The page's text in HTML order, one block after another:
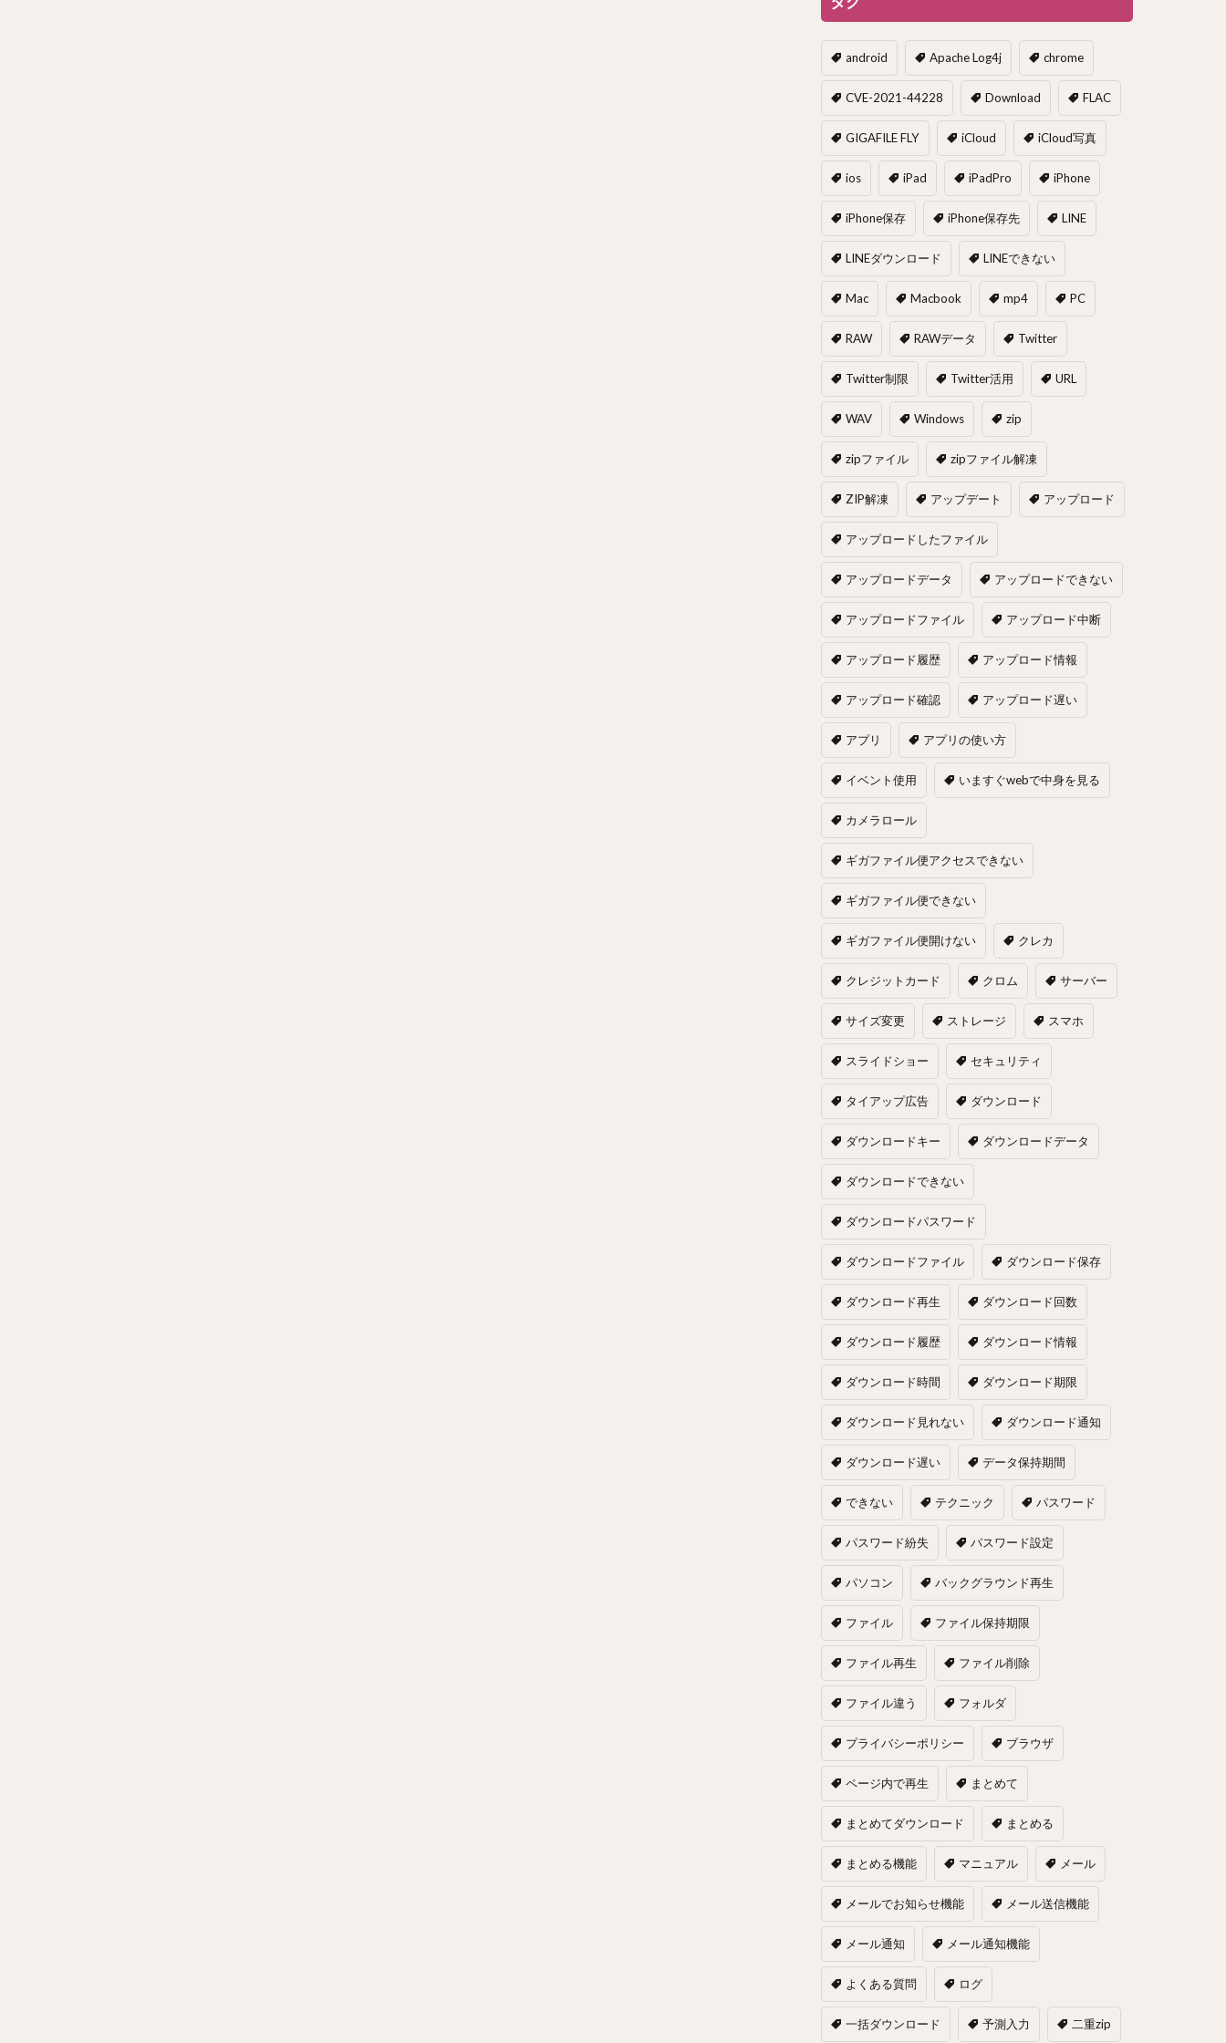
android Apache Log4j chrome
CVE-2021-44228 Download FLAC
GIGAFILE FLY iCloud iCloud写真
ios iPad iPadPro iPhone
iPhone保存 iPhone保存先 LINE
LINEダウンロード LINEできない
Mac Macbook mp4 PC
RAW RAWデータ Twitter
Twitter制限 Twitter活用 URL
WAV Windows zip
zipファイル zipファイル解凍
ZIP解凍 アップデート アップロード
アップロードしたファイル
アップロードデータ アップロードできない
アップロードファイル アップロード中断
アップロード履歴 アップロード情報
アップロード確認 アップロード遅い
アプリ アプリの使い方
イベント使用 いますぐwebで中身を見る
カメラロール
ギガファイル便アクセスできない
ギガファイル便できない
ギガファイル便開けない クレカ
クレジットカード クロム サーバー
サイズ変更 ストレージ スマホ
スライドショー セキュリティ
タイアップ広告 ダウンロード
ダウンロードキー ダウンロードデータ
ダウンロードできない
ダウンロードパスワード
ダウンロードファイル ダウンロード保存
ダウンロード再生 ダウンロード回数
ダウンロード履歴 ダウンロード情報
ダウンロード時間 ダウンロード期限
ダウンロード見れない ダウンロード通知
ダウンロード遅い データ保持期間
できない テクニック パスワード
パスワード紛失 パスワード設定
パソコン バックグラウンド再生
ファイル ファイル保持期限
ファイル再生 ファイル削除
ファイル違う フォルダ
プライバシーポリシー ブラウザ
ページ内で再生 まとめて
まとめてダウンロード まとめる
まとめる機能 マニュアル メール
メールでお知らせ機能 メール送信機能
メール通知 メール通知機能
よくある質問 ログ
一括ダウンロード 予測入力 二重zip